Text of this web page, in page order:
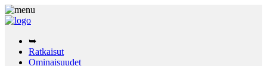
➥
Ratkaisut
Ominaisuudet